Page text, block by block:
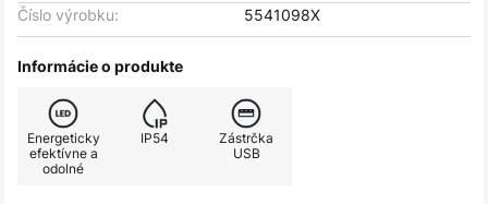
Číslo výrobku:
5541098X
Informácie o produkte
Energeticky
efektívne a
odolné
IP54
Zástrčka
USB